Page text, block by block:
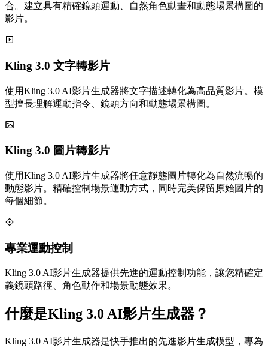
合。建立具有精確鏡頭運動、自然角色動畫和動態場景構圖的
影片。
Kling 3.0 文字轉影片
使用Kling 3.0 AI影片生成器將文字描述轉化為高品質影片。模
型擅長理解運動指令、鏡頭方向和動態場景構圖。
Kling 3.0 圖片轉影片
使用Kling 3.0 AI影片生成器將任意靜態圖片轉化為自然流暢的
動態影片。精確控制場景運動方式，同時完美保留原始圖片的
每個細節。
專業運動控制
Kling 3.0 AI影片生成器提供先進的運動控制功能，讓您精確定
義鏡頭路徑、角色動作和場景動態效果。
什麼是Kling 3.0 AI影片生成器？
Kling 3.0 AI影片生成器是快手推出的先進影片生成模型，專為